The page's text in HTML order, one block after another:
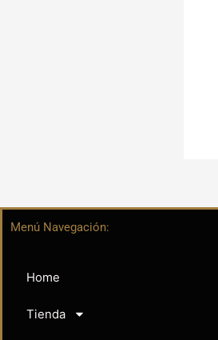
Menú Navegación:
Home
Tienda